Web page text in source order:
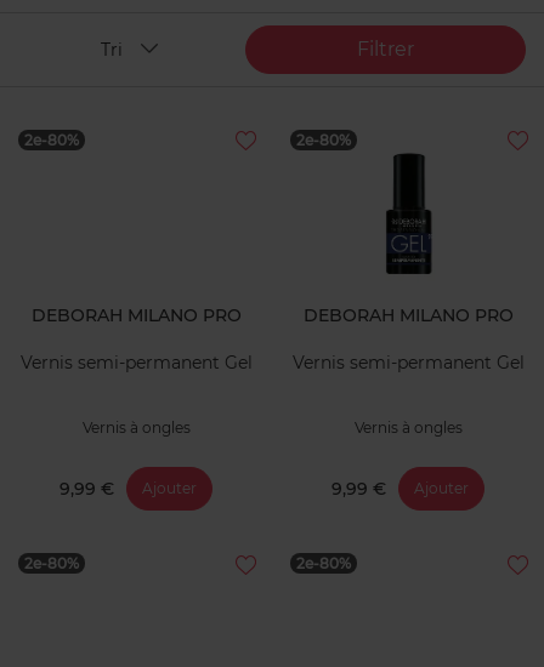
Filtrer
Tri
2e-80%
DEBORAH MILANO PRO
Vernis semi-permanent Gel
Vernis à ongles
9,99 € Ajouter
2e-80%
DEBORAH MILANO PRO
Vernis semi-permanent Gel
Vernis à ongles
9,99 € Ajouter
2e-80% 2e-80%